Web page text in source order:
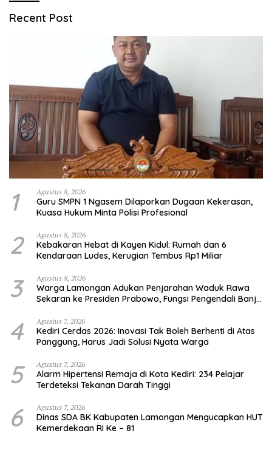
Recent Post
1 Agustus 8, 2026
Guru SMPN 1 Ngasem Dilaporkan Dugaan Kekerasan,
Kuasa Hukum Minta Polisi Profesional
2 Agustus 8, 2026
Kebakaran Hebat di Kayen Kidul: Rumah dan 6
Kendaraan Ludes, Kerugian Tembus Rp1 Miliar
3 Agustus 8, 2026
Warga Lamongan Adukan Penjarahan Waduk Rawa
Sekaran ke Presiden Prabowo, Fungsi Pengendali Banjir
4 Agustus 7, 2026
Kediri Cerdas 2026: Inovasi Tak Boleh Berhenti di Atas
Panggung, Harus Jadi Solusi Nyata Warga
5 Agustus 7, 2026
Alarm Hipertensi Remaja di Kota Kediri: 234 Pelajar
Terdeteksi Tekanan Darah Tinggi
6 Agustus 7, 2026
Dinas SDA BK Kabupaten Lamongan Mengucapkan HUT
Kemerdekaan RI Ke – 81